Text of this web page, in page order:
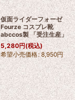
仮面ライダーフォーゼ
Fourze コスプレ靴
abccos製 「受注生産」
5,280円(税込)
希望小売価格: 8,950円